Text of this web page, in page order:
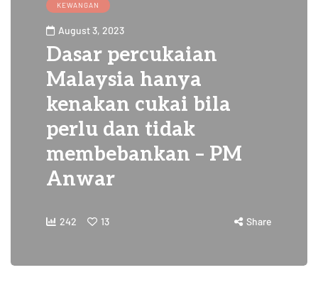
KEWANGAN
August 3, 2023
Dasar percukaian
Malaysia hanya
kenakan cukai bila
perlu dan tidak
membebankan – PM
Anwar
242 13 Share